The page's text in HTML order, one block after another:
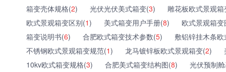
箱变壳体规格(2) 光伏光伏美式箱变(3)
雕花板欧式景观
欧式景观箱变区别(1) 美式箱变用户手册(8)
欧式景观箱
箱变说明书(6) 合肥欧式箱变技术参数(5)
敷铝锌挂木条
不锈钢欧式景观箱变规范(1) 龙马镀锌板欧式景观箱变(2)
10kv欧式箱变规格(3) 合肥美式箱变结构图(8)
光伏预制